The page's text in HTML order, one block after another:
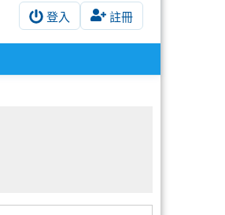
登入 註冊